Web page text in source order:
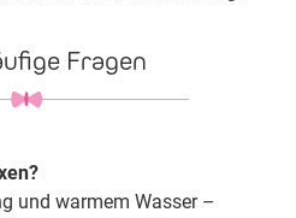
Fragen
und warmem Wasser –